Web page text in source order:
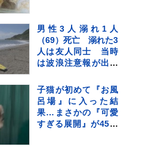
「なんて尊いの」
「姿勢がｗ」
男性3人溺れ1人
（69）死亡 溺れた3
人は友人同士 当時
は波浪注意報が出て
市の海水浴場
子猫が初めて『お風
呂場』に入った結
果…まさかの『可愛
すぎる展開』が45万